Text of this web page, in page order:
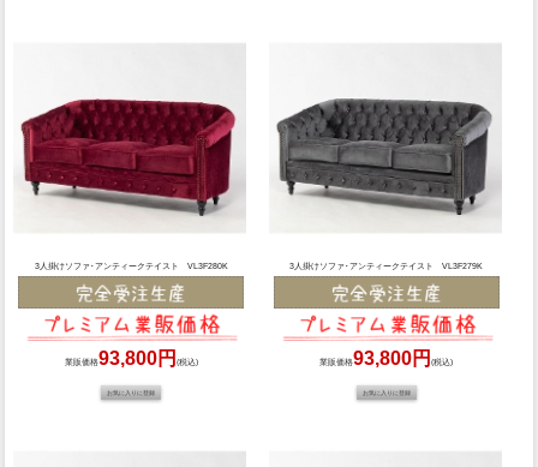
3人掛けソファ･アンティークテイスト VL3F280K
業販価格93,800円 (税込)
3人掛けソファ･アンティークテイスト VL3F279K
業販価格93,800円(税込)